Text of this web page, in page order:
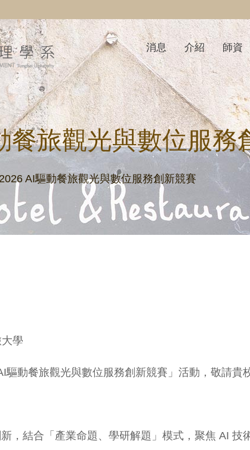
消息 介紹 師資
餐旅觀光與數位服務
2026 AI驅動餐旅觀光與數位服務創新競賽
學
驅動餐旅觀光與數位服務創新競賽」活動，敬請貴
，結合「產業命題、學研解題」模式，聚焦 AI